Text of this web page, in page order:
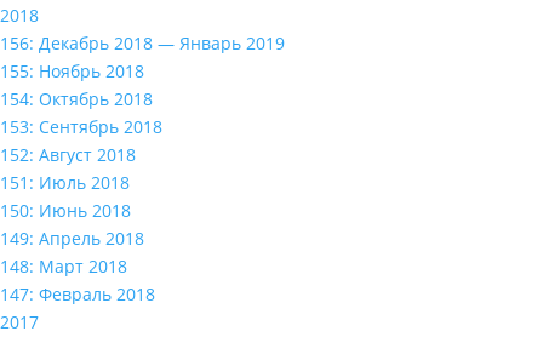
2018
156: Декабрь 2018 — Январь 2019
155: Ноябрь 2018
154: Октябрь 2018
153: Сентябрь 2018
152: Август 2018
151: Июль 2018
150: Июнь 2018
149: Апрель 2018
148: Март 2018
147: Февраль 2018
2017